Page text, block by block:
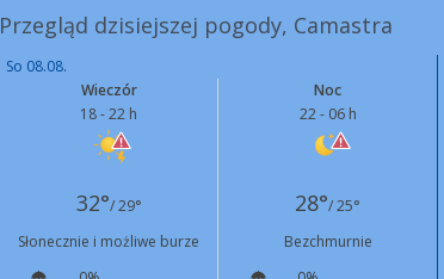
Przegląd dzisiejszej pogody, Camastra
So 08.08.
Wieczór
18 - 22 h
Noc
22 - 06 h
32°/ 29° 28°/ 25°
Słonecznie i możliwe burze
Bezchmurnie